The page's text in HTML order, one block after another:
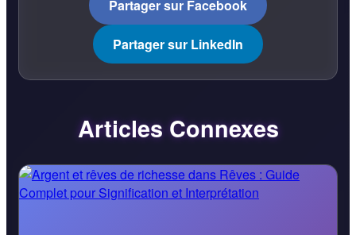
Partager sur Facebook
Partager sur LinkedIn
Articles Connexes